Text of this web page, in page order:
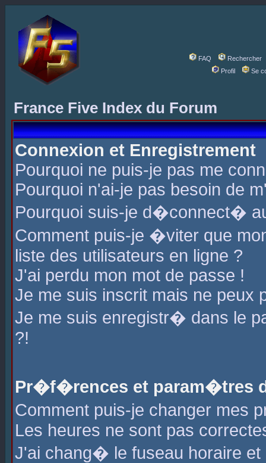
FAQ
Rechercher
Profil
Se
France Five Index du Forum
Connexion et Enregistrement
Pourquoi ne puis-je pas me
Pourquoi n'ai-je pas besoin de
Pourquoi suis-je d�connect�
Comment puis-je �viter que
liste des utilisateurs en ligne ?
J'ai perdu mon mot de passe !
Je me suis inscrit mais ne peux
Je me suis enregistr� dans le
?!
Pr�f�rences et param�tres
Comment puis-je changer mes
Les heures ne sont pas
J'ai chang� le fuseau horaire